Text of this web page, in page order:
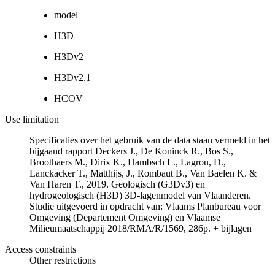
model
H3D
H3Dv2
H3Dv2.1
HCOV
Use limitation
Specificaties over het gebruik van de data staan vermeld in het
bijgaand rapport Deckers J., De Koninck R., Bos S.,
Broothaers M., Dirix K., Hambsch L., Lagrou, D.,
Lanckacker T., Matthijs, J., Rombaut B., Van Baelen K. &
Van Haren T., 2019. Geologisch (G3Dv3) en
hydrogeologisch (H3D) 3D-lagenmodel van Vlaanderen.
Studie uitgevoerd in opdracht van: Vlaams Planbureau voor
Omgeving (Departement Omgeving) en Vlaamse
Milieumaatschappij 2018/RMA/R/1569, 286p. + bijlagen
Access constraints
Other restrictions